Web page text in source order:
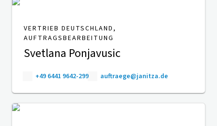
VERTRIEB DEUTSCHLAND,
AUFTRAGSBEARBEITUNG
Svetlana Ponjavusic
+49 6441 9642-299 auftraege@janitza.de